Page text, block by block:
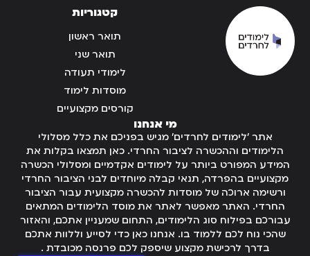
מי אנחנו
אתר 'לימודים לחרדים' מגיש בפניכם את כלל מסלולי
הלימודים וההכשרה לציבור החרדי. כאן תמצאו בקלות את
המידע המפורט ביותר על לימודים אקדמיים ומסלולי הכשרה
מקצועיים בהפרדה, תנאי קבלה מיוחדים לבני הציבור החרדי
ורשימה ארוכה של מוסדות להכשרה מקצועית עבור הציבור
החרדי. האתר מאפשר לאתר את מוסד הלימודים המתאים
עבורכם בפילוח סוג הלימודים, התחום שמעניין אתכם, והאזור
שהכי נוח לכם ללמוד בו. אנחנו כאן כדי לסייע וללוות אתכם
בדרך לרכישת מקצוע שיספק לכם פרנסה מכובדת .
קטגוריות
תואר ראשון
תואר שני
לימודי תעודה
מוסדות לימוד
קורסים מקצועיים